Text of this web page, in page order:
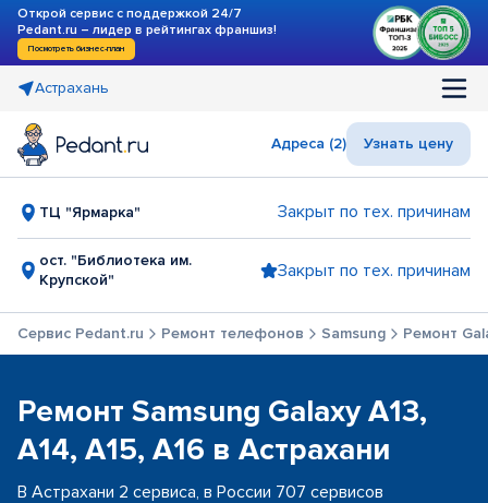
Открой сервис с поддержкой 24/7
Pedant.ru – лидер в рейтингах франшиз!
Посмотреть бизнес-план
Астрахань
Адреса (2) Узнать цену
ТЦ "Ярмарка" Закрыт по тех. причинам
ост. "Библиотека им.
Крупской"
Закрыт по тех. причинам
Сервис Pedant.ru Ремонт телефонов Samsung Ремонт
Ремонт Samsung Galaxy A13,
A14, A15, A16 в Астрахани
В Астрахани 2 сервиса, в России 707 сервисов